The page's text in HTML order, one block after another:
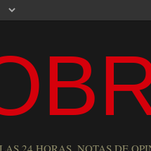
24 HORAS. NOTAS DE